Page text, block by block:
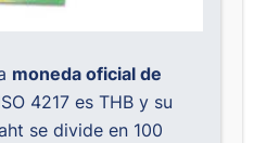
moneda oficial de
4217 es THB y su
se divide en 100